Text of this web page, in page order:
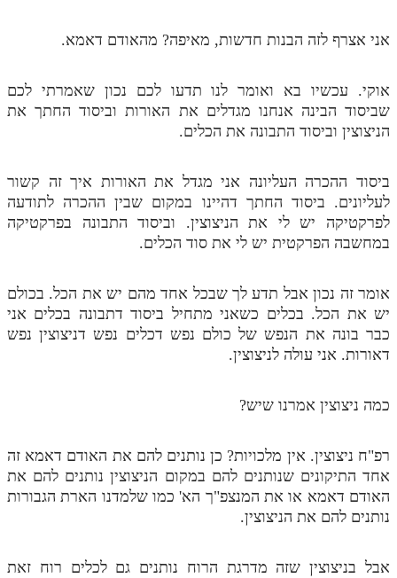
אני אצרף לזה הבנות חדשות, מאיפה? מהאודם דאמא.
אוקי. עכשיו בא ואומר לנו תדעו לכם נכון שאמרתי לכם
שביסוד הבינה אנחנו מגדלים את האורות וביסוד החתך את
הניצוצין וביסוד התבונה את הכלים.
ביסוד ההכרה העליונה אני מגדל את האורות איך זה קשור
לעליונים. ביסוד החתך דהיינו במקום שבין ההכרה לתודעה
לפרקטיקה יש לי את הניצוצין. וביסוד התבונה בפרקטיקה
במחשבה הפרקטית יש לי את סוד הכלים.
אומר זה נכון אבל תדע לך שבכל אחד מהם יש את הכל. בכולם
יש את הכל. בכלים כשאני מתחיל ביסוד דתבונה בכלים אני
כבר בונה את הנפש של כולם נפש דכלים נפש דניצוצין נפש
דאורות. אני עולה לניצוצין.
כמה ניצוצין אמרנו שיש?
רפ"ח ניצוצין. אין מלכויות? כן נותנים להם את האודם דאמא זה
אחד התיקונים שנותנים להם במקום הניצוצין נותנים להם את
האודם דאמא או את המנצפ"ך הא' כמו שלמדנו הארת הגבורות
נותנים להם את הניצוצין.
אבל בניצוצין שזה מדרגת הרוח נותנים גם לכלים רוח זאת